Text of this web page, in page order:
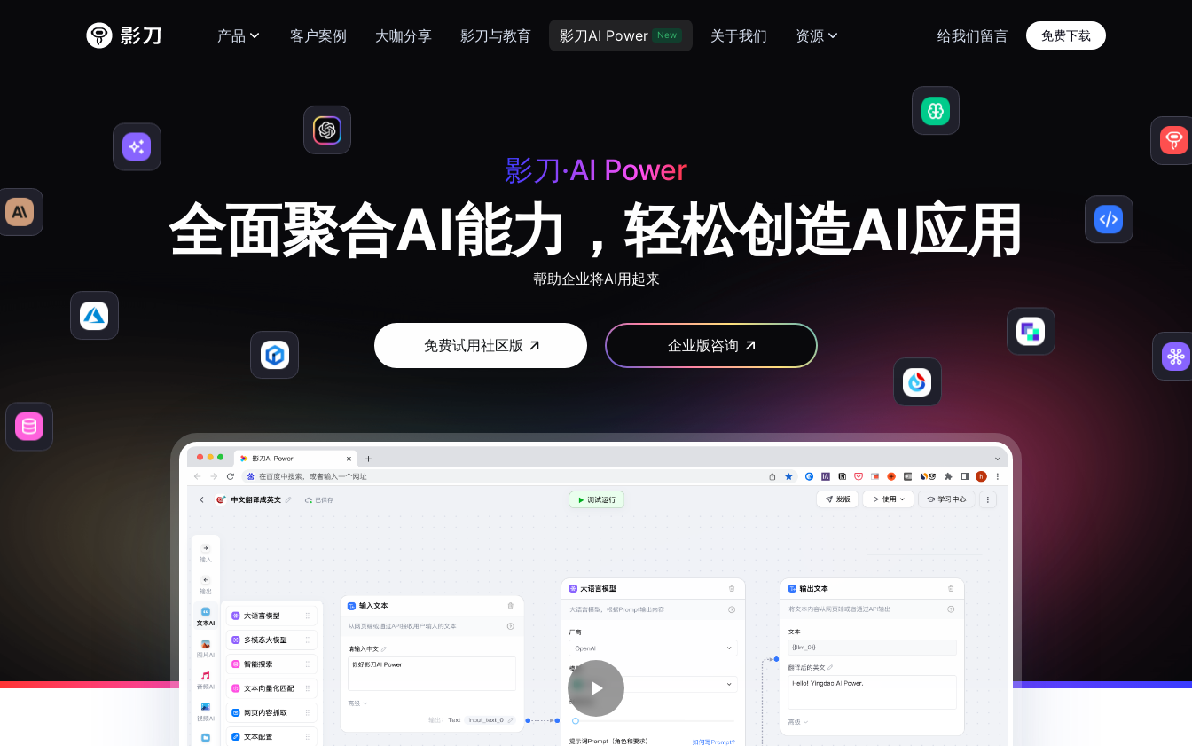
产品 客户案例 大咖分享 影刀与教育 影刀AI Power New 关于我们 资源 给我们留言 免费下载
影刀·AI Power
全面聚合AI能力，轻松创造AI应用
帮助企业将AI用起来
免费试用社区版 企业版咨询